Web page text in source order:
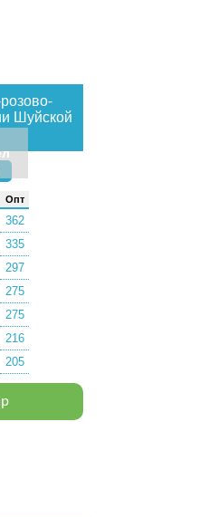
Шуйской
Опт
362
335
297
275
275
216
205